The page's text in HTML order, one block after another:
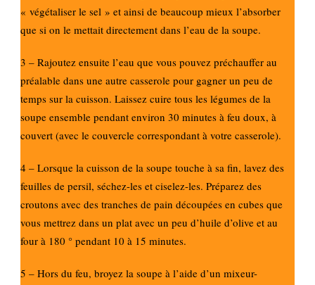
« végétaliser le sel » et ainsi de beaucoup mieux l’absorber
que si on le mettait directement dans l’eau de la soupe.
3 – Rajoutez ensuite l’eau que vous pouvez préchauffer au
préalable dans une autre casserole pour gagner un peu de
temps sur la cuisson. Laissez cuire tous les légumes de la
soupe ensemble pendant environ 30 minutes à feu doux, à
couvert (avec le couvercle correspondant à votre casserole).
4 – Lorsque la cuisson de la soupe touche à sa fin, lavez des
feuilles de persil, séchez-les et ciselez-les. Préparez des
croutons avec des tranches de pain découpées en cubes que
vous mettrez dans un plat avec un peu d’huile d’olive et au
four à 180 ° pendant 10 à 15 minutes.
5 – Hors du feu, broyez la soupe à l’aide d’un mixeur-